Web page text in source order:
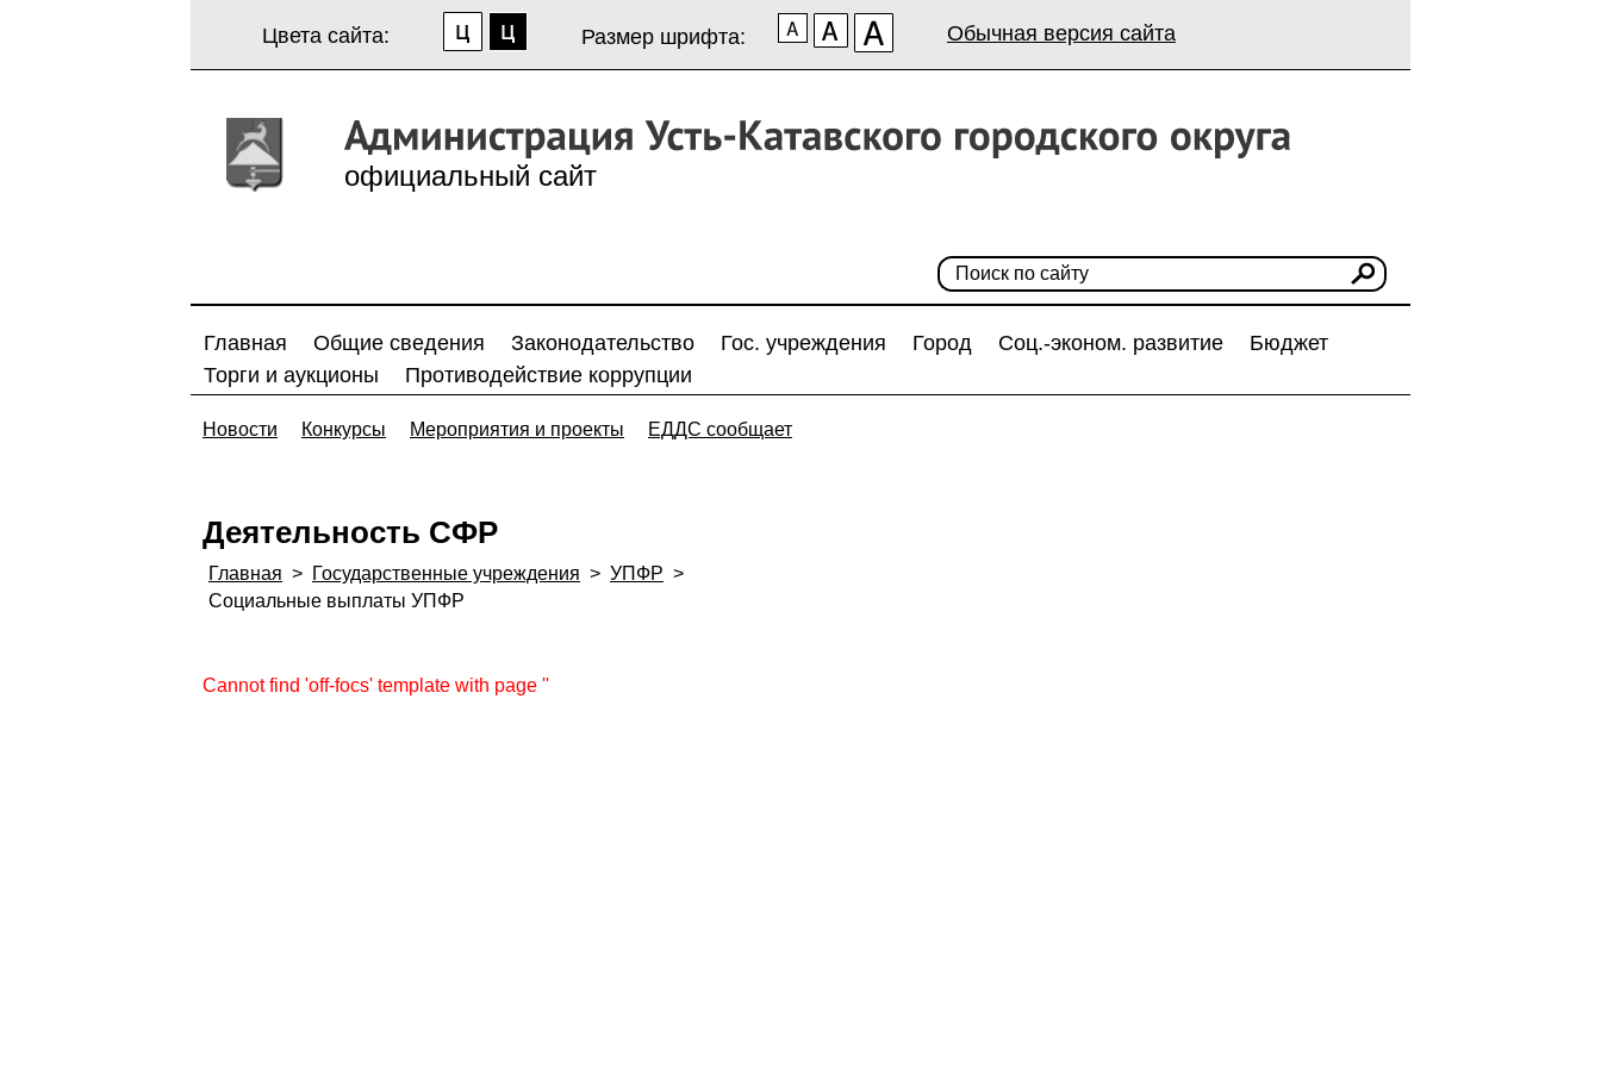
Цвета сайта: Размер шрифта: Обычная версия сайта
официальный сайт
Главная Общие сведения Законодательство Гос. учреждения Город Соц.-эконом. развитие
Бюджет
Торги и аукционы
Противодействие коррупции
Новости Конкурсы Мероприятия и проекты ЕДДС сообщает
Деятельность СФР
Главная > Государственные учреждения > УПФР >
Социальные выплаты УПФР
Cannot find 'off-focs' template with page ''